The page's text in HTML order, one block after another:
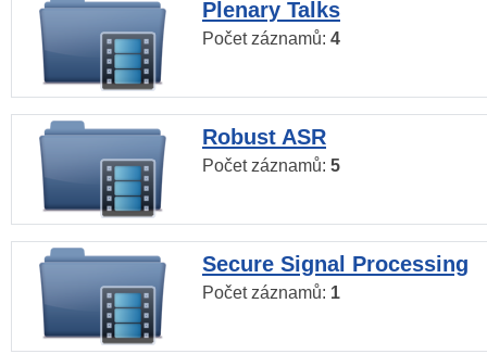
Plenary Talks
Počet záznamů: 4
Robust ASR
Počet záznamů: 5
Secure Signal Processing
Počet záznamů: 1